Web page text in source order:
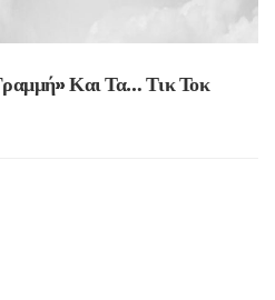
Και Τα… Τικ Τοκ